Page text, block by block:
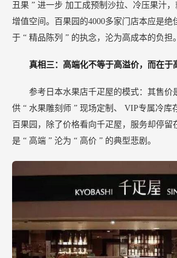
丑果 ” 进一步 加工成预制沙拉、冷压果汁
增值空间。百果园的4000多家门店本应是绝
于 “ 精品陈列 ” 的执念，沦为高成本的负担。
真相三：高端化不等于高溢价，而在于
参考日本水果店千疋屋的模式：其售价
供 “ 水果雕刻师 ” 现场定制、 VIP专属冷库
百果园，除了价格看向千疋屋，服务却停
是 “ 高端 ” 沦为 “ 高价 ” 的典型悲剧。